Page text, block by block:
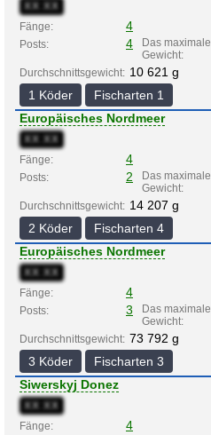
XX:XX
Fänge:
4
Posts: 4
Das maximale
Gewicht:
Durchschnittsgewicht: 10 621 g
1 Köder
Fischarten 1
Europäisches Nordmeer
XX:XX
Fänge:
4
Posts: 2
Das maximale
Gewicht:
Durchschnittsgewicht: 14 207 g
2 Köder
Fischarten 4
Europäisches Nordmeer
XX:XX
Fänge:
4
Posts: 3
Das maximale
Gewicht:
Durchschnittsgewicht: 73 792 g
3 Köder
Fischarten 3
Siwerskyj Donez
XX:XX
Fänge:
4